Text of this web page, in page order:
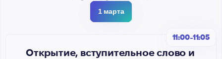
1 марта
11:00-11:05
Открытие, вступительное слово и